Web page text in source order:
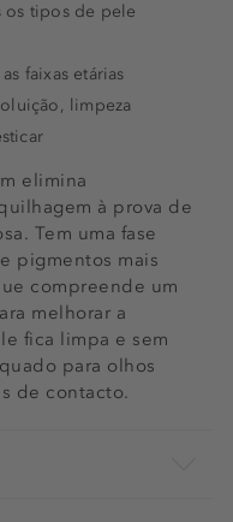
elimina
à prova de
Tem uma fase
pigmentos mais
compreende um
melhorar a
fica limpa e sem
para olhos
de contacto.
os tipos de pele
faixas etárias
limpeza